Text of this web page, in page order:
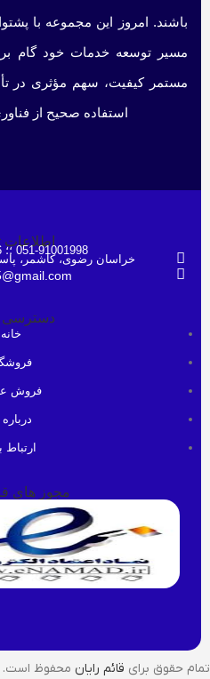
باشند. امروز این مجموعه با
مسیر توسعه خدمات خود گام
مستمر کیفیت، سهم مؤثری در
استفاده صحیح از
051-91001998 ؛؛ 09332700706
خراسان رضوی، کاشمر،
دسترسی
خانه
فروش
درباره
ارتباط
مجوز های
تمام حقوق برای قائم رایان محفوظ است.